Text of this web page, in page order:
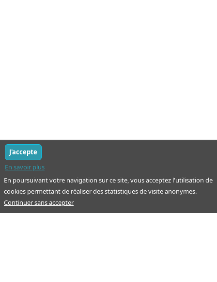
En poursuivant votre navigation sur ce site, vous acceptez l'utilisation de
cookies permettant de réaliser des statistiques de visite anonymes.
En savoir plus
J'accepte
Continuer sans accepter